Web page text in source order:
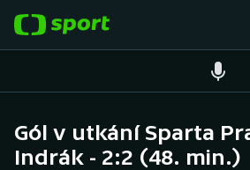
Hokej
Gól v utkání Sparta
Indrák - 2:2 (48. min.)